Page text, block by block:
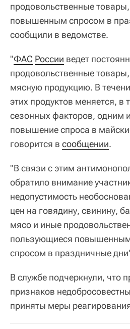
продовольственные
повышенным спросом в
сообщили в ведомстве.
"ФАС России ведет
продовольственные
мясную продукцию. В
этих продуктов меняется, в
сезонных факторов, одним
повышение спроса в
говорится в сообщении.
"В связи с этим
обратило внимание
недопустимость
цен на говядину, свинину,
мясо и иные
пользующиеся повышенным
спросом в праздничные
В службе подчеркнули, что
признаков
приняты меры